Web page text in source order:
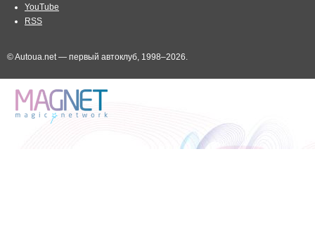
YouTube
RSS
© Autoua.net — первый автоклуб, 1998–2026.